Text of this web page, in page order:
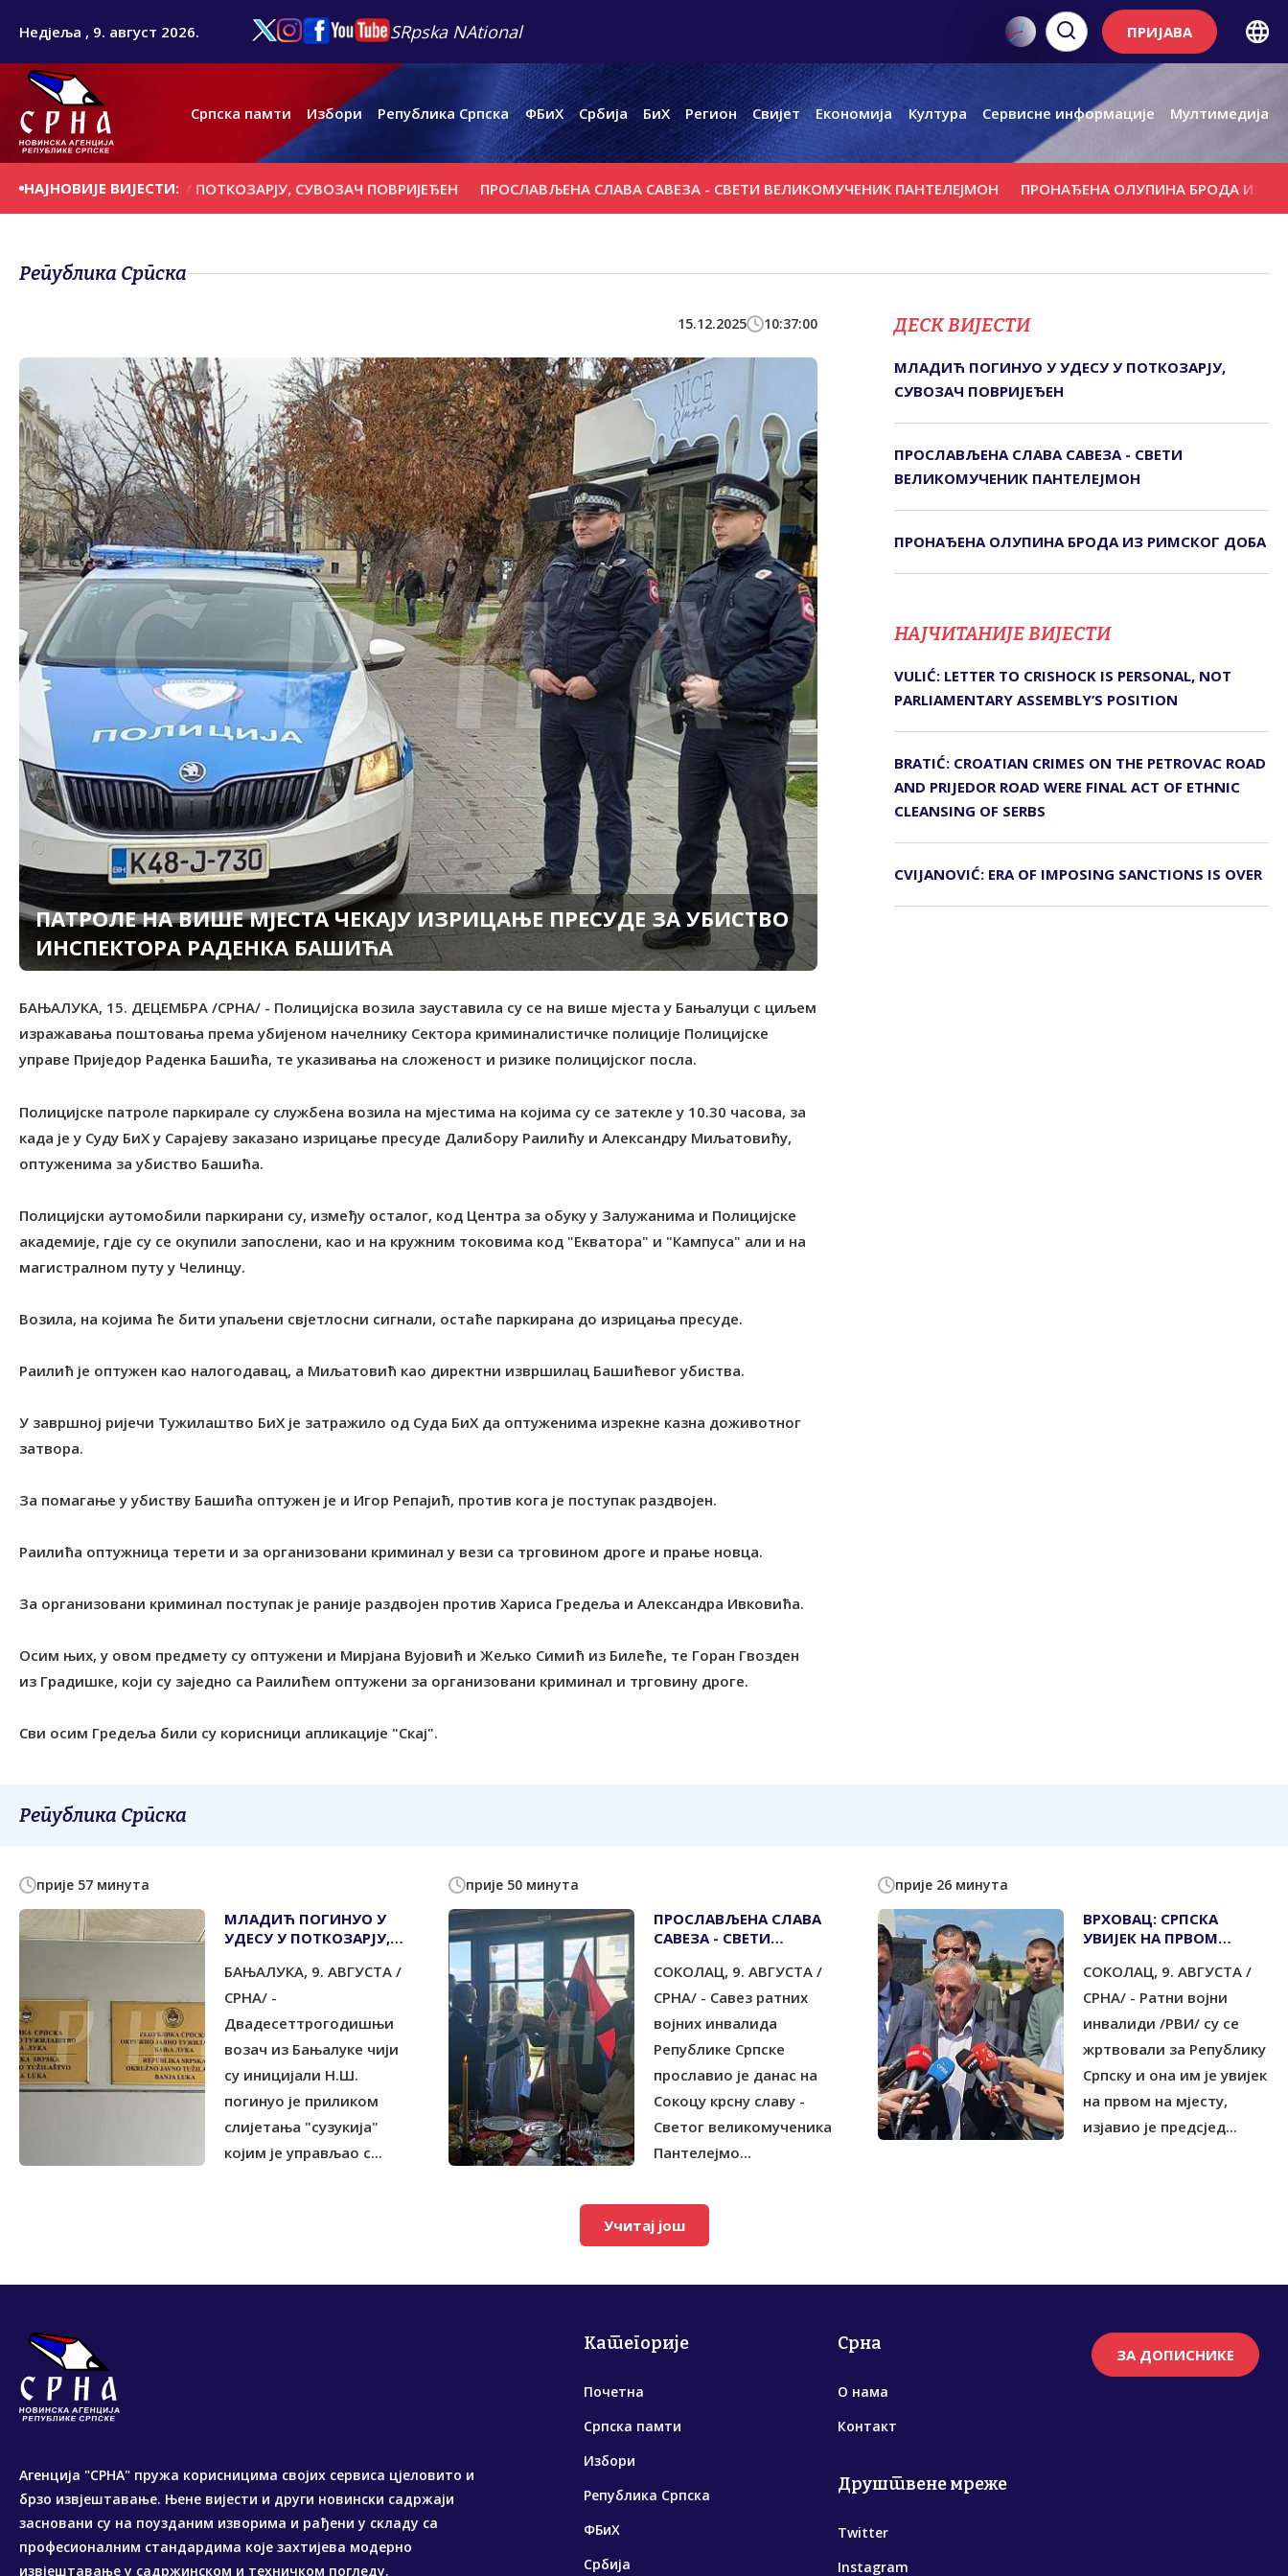
Недјеља , 9. август 2026. SRpska NAtional ПРИЈАВА
Српска памти Избори Република Српска ФБиХ Србија БиХ Регион Свијет Економија Култура Сервисне информације Мултимедија
НАЈНОВИЈЕ ВИЈЕСТИ:
У УДЕСУ У ПОТКОЗАРЈУ, СУВОЗАЧ ПОВРИЈЕЂЕН ПРОСЛАВЉЕНА СЛАВА САВЕЗА - СВЕТИ ВЕЛИКОМУЧЕНИК ПАНТЕЛЕЈМОН ПРОНАЂЕНА ОЛУПИНА БРОДА ИЗ
Република Српска
15.12.2025 10:37:00
ПАТРОЛЕ НА ВИШЕ МЈЕСТА ЧЕКАЈУ ИЗРИЦАЊЕ ПРЕСУДЕ ЗА УБИСТВО
ИНСПЕКТОРА РАДЕНКА БАШИЋА
БАЊАЛУКА, 15. ДЕЦЕМБРА /СРНА/ - Полицијска возила зауставила су се на више мјеста у Бањалуци с циљем
изражавања поштовања према убијеном начелнику Сектора криминалистичке полиције Полицијске
управе Приједор Раденка Башића, те указивања на сложеност и ризике полицијског посла.
Полицијске патроле паркирале су службена возила на мјестима на којима су се затекле у 10.30 часова, за
када је у Суду БиХ у Сарајеву заказано изрицање пресуде Далибору Раилићу и Александру Миљатовићу,
оптуженима за убиство Башића.
Полицијски аутомобили паркирани су, између осталог, код Центра за обуку у Залужанима и Полицијске
академије, гдје су се окупили запослени, као и на кружним токовима код "Екватора" и "Кампуса" али и на
магистралном путу у Челинцу.
Возила, на којима ће бити упаљени свјетлосни сигнали, остаће паркирана до изрицања пресуде.
Раилић је оптужен као налогодавац, а Миљатовић као директни извршилац Башићевог убиства.
У завршној ријечи Тужилаштво БиХ је затражило од Суда БиХ да оптуженима изрекне казна доживотног
затвора.
За помагање у убиству Башића оптужен је и Игор Репајић, против кога је поступак раздвојен.
Раилића оптужница терети и за организовани криминал у вези са трговином дроге и прање новца.
За организовани криминал поступак је раније раздвојен против Хариса Гредеља и Александра Ивковића.
Осим њих, у овом предмету су оптужени и Мирјана Вујовић и Жељко Симић из Билеће, те Горан Гвозден
из Градишке, који су заједно са Раилићем оптужени за организовани криминал и трговину дроге.
Сви осим Гредеља били су корисници апликације "Скај".
ДЕСК ВИЈЕСТИ
МЛАДИЋ ПОГИНУО У УДЕСУ У ПОТКОЗАРЈУ,
СУВОЗАЧ ПОВРИЈЕЂЕН
ПРОСЛАВЉЕНА СЛАВА САВЕЗА - СВЕТИ
ВЕЛИКОМУЧЕНИК ПАНТЕЛЕЈМОН
ПРОНАЂЕНА ОЛУПИНА БРОДА ИЗ РИМСКОГ ДОБА
НАЈЧИТАНИЈЕ ВИЈЕСТИ
VULIĆ: LETTER TO CRISHOCK IS PERSONAL, NOT
PARLIAMENTARY ASSEMBLY’S POSITION
BRATIĆ: CROATIAN CRIMES ON THE PETROVAC ROAD
AND PRIJEDOR ROAD WERE FINAL ACT OF ETHNIC
CLEANSING OF SERBS
CVIJANOVIĆ: ERA OF IMPOSING SANCTIONS IS OVER
Република Српска
прије 57 минута
МЛАДИЋ ПОГИНУО У
УДЕСУ У ПОТКОЗАРЈУ,
БАЊАЛУКА, 9. АВГУСТА /
СРНА/ -
Двадесеттрогодишњи
возач из Бањалуке чији
су иницијали Н.Ш.
погинуо је приликом
слијетања "сузукија"
којим је управљао с...
прије 50 минута
ПРОСЛАВЉЕНА СЛАВА
САВЕЗА - СВЕТИ
ПАНТЕЛЕЈМОН
СОКОЛАЦ, 9. АВГУСТА /
СРНА/ - Савез ратних
војних инвалида
Републике Српске
прославио је данас на
Сокоцу крсну славу -
Светог великомученика
Пантелејмо...
прије 26 минута
ВРХОВАЦ: СРПСКА
УВИЈЕК НА ПРВОМ
СОКОЛАЦ, 9. АВГУСТА /
СРНА/ - Ратни војни
инвалиди /РВИ/ су се
жртвовали за Републику
Српску и она им је увијек
на првом на мјесту,
изјавио је предсјед...
Учитај још
Агенција "СРНА" пружа корисницима својих сервиса цјеловито и
брзо извјештавање. Њене вијести и други новински садржаји
засновани су на поузданим изворима и рађени у складу са
професионалним стандардима које захтијева модерно
извјештавање у садржинском и техничком погледу.
Категорије
Почетна
Српска памти
Избори
Република Српска
ФБиХ
Србија
Срна
О нама
Контакт
Друштвене мреже
Twitter
Instagram
ЗА ДОПИСНИКЕ